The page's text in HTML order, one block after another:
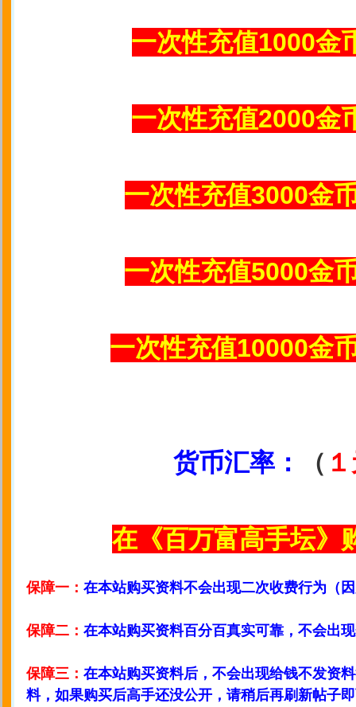
一次性充值1000金
一次性充值2000金
一次性充值3000金
一次性充值5000金
一次性充值10000金
货币汇率： （
在《百万富高手坛》
保障一： 在本站购买资料不会出现二次收费行为（
保障二： 在本站购买资料百分百真实可靠，不会出
保障三： 在本站购买资料后，不会出现给钱不发资
料，如果购买后高手还没公开，请稍后再刷新帖子